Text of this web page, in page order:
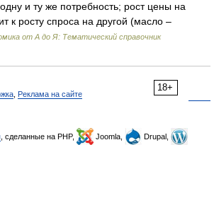
и ту же потребность; рост цены на
к росту спроса на другой (масло –
от А до Я: Тематический справочник
18+
Реклама на сайте
, сделанные на PHP, Joomla,
Drupal,